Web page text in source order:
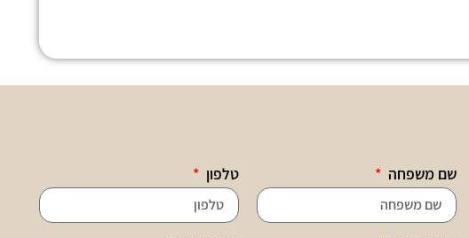
שם משפחה טלפון